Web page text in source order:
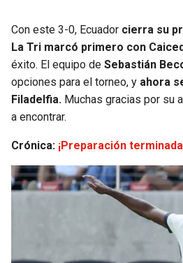
Con este 3-0, Ecuador cierra su
La Tri marcó primero con
éxito. El equipo de Sebastián
opciones para el torneo, y ahora
Filadelfia. Muchas gracias por su
a encontrar.
Crónica: ¡Preparación